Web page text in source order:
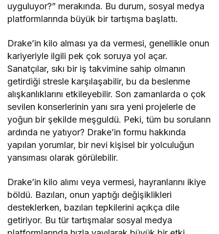
uyguluyor?” merakında. Bu durum, sosyal medya
platformlarında büyük bir tartışma başlattı.
Drake’in kilo alması ya da vermesi, genellikle onun
kariyeriyle ilgili pek çok soruya yol açar.
Sanatçılar, sıkı bir iş takvimine sahip olmanın
getirdiği stresle karşılaşabilir, bu da beslenme
alışkanlıklarını etkileyebilir. Son zamanlarda o çok
sevilen konserlerinin yanı sıra yeni projelerle de
yoğun bir şekilde meşguldü. Peki, tüm bu soruların
ardında ne yatıyor? Drake’in formu hakkında
yapılan yorumlar, bir nevi kişisel bir yolculuğun
yansıması olarak görülebilir.
Drake’in kilo alımı veya vermesi, hayranlarını ikiye
böldü. Bazıları, onun yaptığı değişiklikleri
desteklerken, bazıları tepkilerini açıkça dile
getiriyor. Bu tür tartışmalar sosyal medya